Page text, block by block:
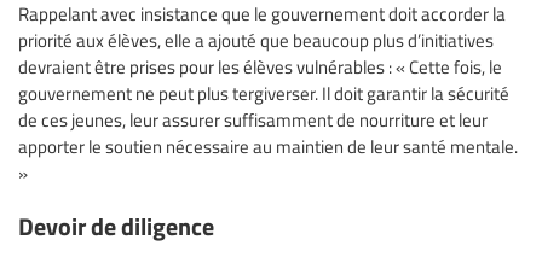
Rappelant avec insistance que le gouvernement doit accorder la
priorité aux élèves, elle a ajouté que beaucoup plus d’initiatives
devraient être prises pour les élèves vulnérables : « Cette fois, le
gouvernement ne peut plus tergiverser. Il doit garantir la sécurité
de ces jeunes, leur assurer suffisamment de nourriture et leur
apporter le soutien nécessaire au maintien de leur santé mentale.
»
Devoir de diligence